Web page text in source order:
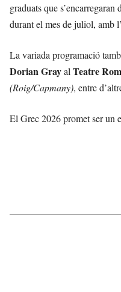
graduats que
durant el mes de juliol, amb
La variada programació
Dorian GrayalTeatre
(Roig/Capmany), entre
El Grec 2026 promet ser un